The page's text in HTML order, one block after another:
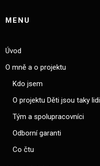
MENU
Úvod
O mně a o projektu
Kdo jsem
O projektu Děti jsou taky lidi
Tým a spolupracovníci
Odborní garanti
Co čtu